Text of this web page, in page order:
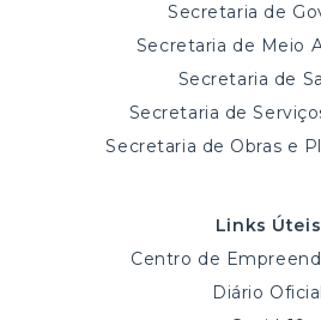
Secretaria de
Secretaria de Meio
Secretaria de
Secretaria de
Secretaria de Obras e
Links Úteis
Centro de
Diário Oficial